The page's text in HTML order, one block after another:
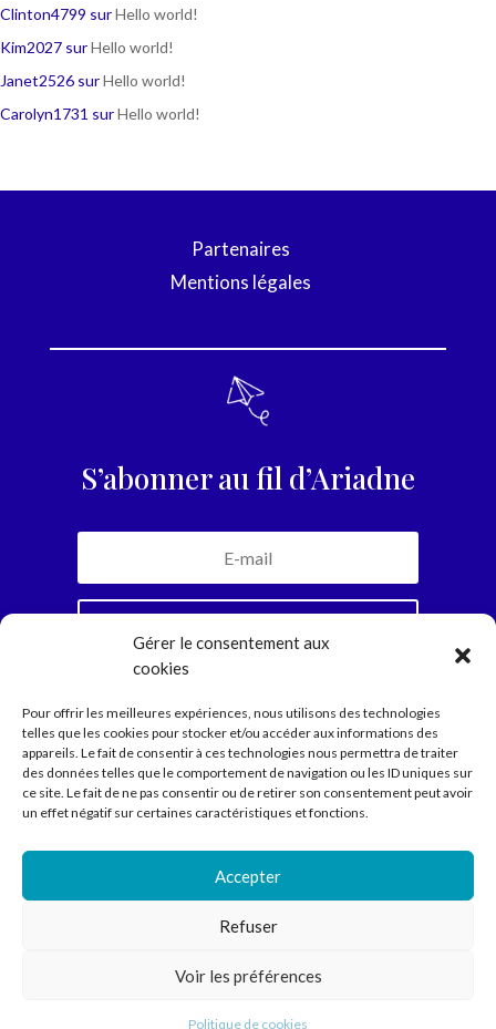
Gérer le consentement aux
cookies
Pour offrir les meilleures expériences, nous utilisons des technologies
telles que les cookies pour stocker et/ou accéder aux informations des
appareils. Le fait de consentir à ces technologies nous permettra de traiter
des données telles que le comportement de navigation ou les ID uniques sur
ce site. Le fait de ne pas consentir ou de retirer son consentement peut avoir
un effet négatif sur certaines caractéristiques et fonctions.
Accepter
Refuser
Voir les préférences
Politique de cookies
Clinton4799 surHello world!
Kim2027 surHello world!
Janet2526 surHello world!
Carolyn1731 surHello world!
Partenaires
Mentions légales
S’abonner au fil d’Ariadne
mensuelle et jamais plus. Parole d’Ariadne.
Compagnie
Spectacles
Ecritures
Médiation
Agenda
Contact
Compagnie Ariadne © 2022 // Direction Anne Courel • 66